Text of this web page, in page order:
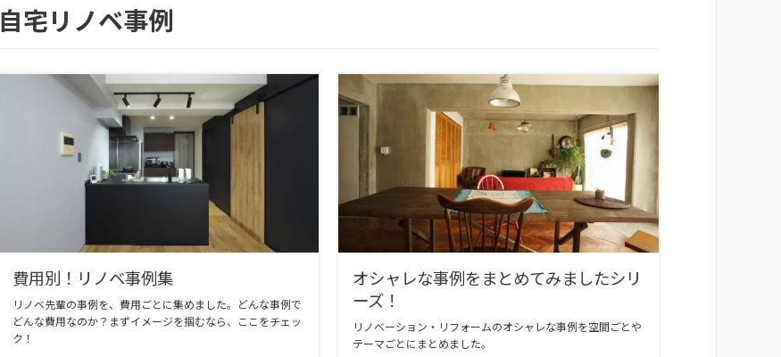
自宅リノベ事例
費用別！リノベ事例集
リノベ先輩の事例を、費用ごとに集めました。どんな事例で
どんな費用なのか？まずイメージを掴むなら、ここをチェッ
ク！
オシャレな事例をまとめてみましたシリ
ーズ！
リノベーション・リフォームのオシャレな事例を空間ごとや
テーマごとにまとめました。